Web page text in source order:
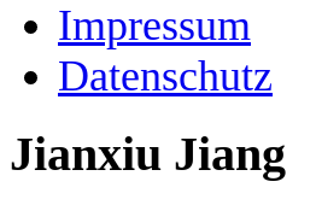
Impressum
Datenschutz
Jianxiu Jiang